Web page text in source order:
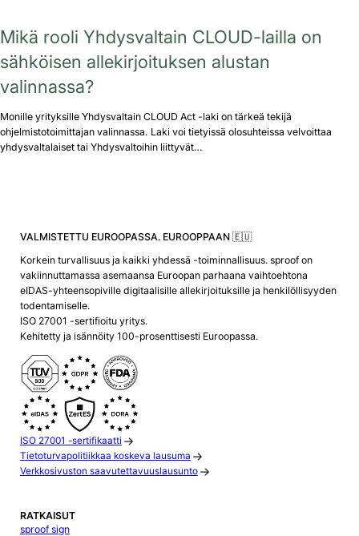
Mikä rooli Yhdysvaltain CLOUD-lailla on
sähköisen allekirjoituksen alustan
valinnassa?
Monille yrityksille Yhdysvaltain CLOUD Act -laki on tärkeä tekijä
ohjelmistotoimittajan valinnassa. Laki voi tietyissä olosuhteissa velvoittaa
yhdysvaltalaiset tai Yhdysvaltoihin liittyvät…
VALMISTETTU EUROOPASSA. EUROOPPAAN 🇪🇺
Korkein turvallisuus ja kaikki yhdessä -toiminnallisuus. sproof on
vakiinnuttamassa asemaansa Euroopan parhaana vaihtoehtona
eIDAS-yhteensopiville digitaalisille allekirjoituksille ja henkilöllisyyden
todentamiselle.
ISO 27001 -sertifioitu yritys.
Kehitetty ja isännöity 100-prosenttisesti Euroopassa.
ISO 27001 -sertifikaatti
Tietoturvapolitiikkaa koskeva lausuma
Verkkosivuston saavutettavuuslausunto
RATKAISUT
sproof sign